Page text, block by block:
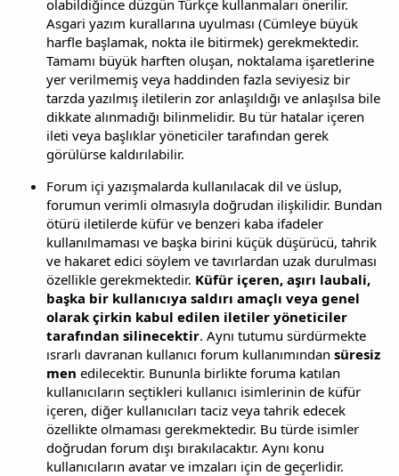
olabildiğince düzgün Türkçe kullanmaları önerilir.
Asgari yazım kurallarına uyulması (Cümleye büyük
harfle başlamak, nokta ile bitirmek) gerekmektedir.
Tamamı büyük harften oluşan, noktalama işaretlerine
yer verilmemiş veya haddinden fazla seviyesiz bir
tarzda yazılmış iletilerin zor anlaşıldığı ve anlaşılsa bile
dikkate alınmadığı bilinmelidir. Bu tür hatalar içeren
ileti veya başlıklar yöneticiler tarafından gerek
görülürse kaldırılabilir.
Forum içi yazışmalarda kullanılacak dil ve üslup,
forumun verimli olmasıyla doğrudan ilişkilidir. Bundan
ötürü iletilerde küfür ve benzeri kaba ifadeler
kullanılmaması ve başka birini küçük düşürücü, tahrik
ve hakaret edici söylem ve tavırlardan uzak durulması
özellikle gerekmektedir. Küfür içeren, aşırı laubali,
başka bir kullanıcıya saldırı amaçlı veya genel
olarak çirkin kabul edilen iletiler yöneticiler
tarafından silinecektir. Aynı tutumu sürdürmekte
ısrarlı davranan kullanıcı forum kullanımından süresiz
men edilecektir. Bununla birlikte foruma katılan
kullanıcıların seçtikleri kullanıcı isimlerinin de küfür
içeren, diğer kullanıcıları taciz veya tahrik edecek
özellikte olmaması gerekmektedir. Bu türde isimler
doğrudan forum dışı bırakılacaktır. Aynı konu
kullanıcıların avatar ve imzaları için de geçerlidir.